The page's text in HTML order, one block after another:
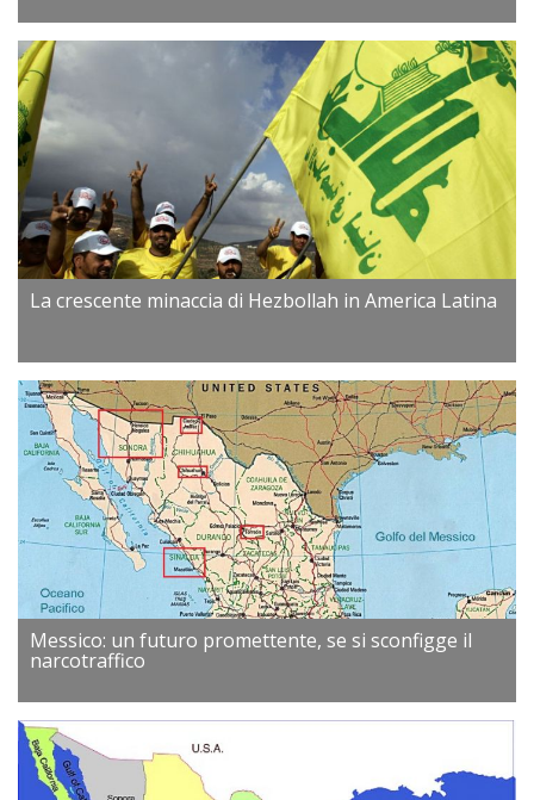
La crescente minaccia di Hezbollah in America Latina
Messico: un futuro promettente, se si sconfigge il
narcotraffico